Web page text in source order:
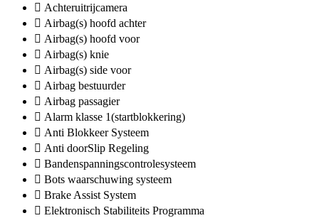
Achteruitrijcamera
Airbag(s) hoofd achter
Airbag(s) hoofd voor
Airbag(s) knie
Airbag(s) side voor
Airbag bestuurder
Airbag passagier
Alarm klasse 1(startblokkering)
Anti Blokkeer Systeem
Anti doorSlip Regeling
Bandenspanningscontrolesysteem
Bots waarschuwing systeem
Brake Assist System
Elektronisch Stabiliteits Programma